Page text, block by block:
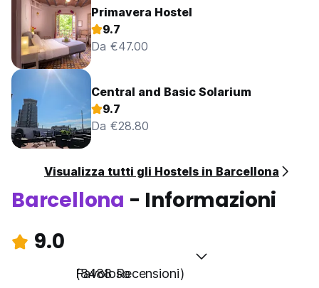
Primavera Hostel
9.7
Da €47.00
Central and Basic Solarium
9.7
Da €28.80
Visualizza tutti gli Hostels in Barcellona
Barcellona - Informazioni
9.0
Favoloso
(8488 Recensioni)